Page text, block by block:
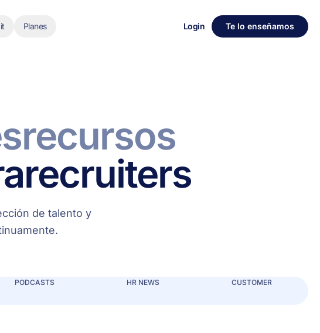
Login Te lo enseñamos
Planes
recursos
recruiters
de talento y
PODCASTS HR NEWS CUSTOMER